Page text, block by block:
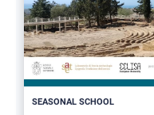
SEASONAL SCHOOL